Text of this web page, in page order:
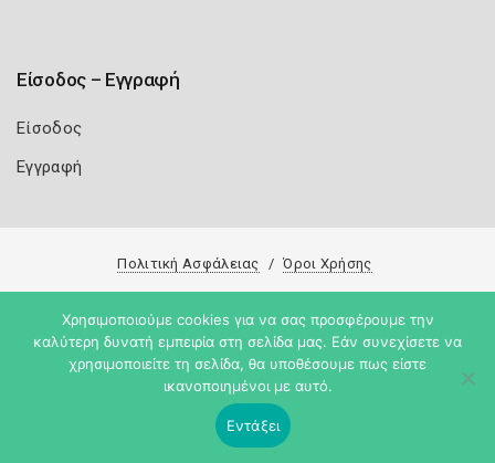
Είσοδος – Εγγραφή
Είσοδος
Εγγραφή
Πολιτική Ασφάλειας Όροι Χρήσης
Copyright 2026 Knowledge A.E.
Χρησιμοποιούμε cookies για να σας προσφέρουμε την
καλύτερη δυνατή εμπειρία στη σελίδα μας. Εάν συνεχίσετε να
χρησιμοποιείτε τη σελίδα, θα υποθέσουμε πως είστε
ικανοποιημένοι με αυτό.
Εντάξει